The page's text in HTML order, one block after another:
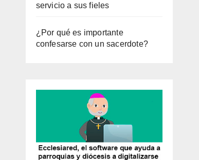
servicio a sus fieles
¿Por qué es importante
confesarse con un sacerdote?